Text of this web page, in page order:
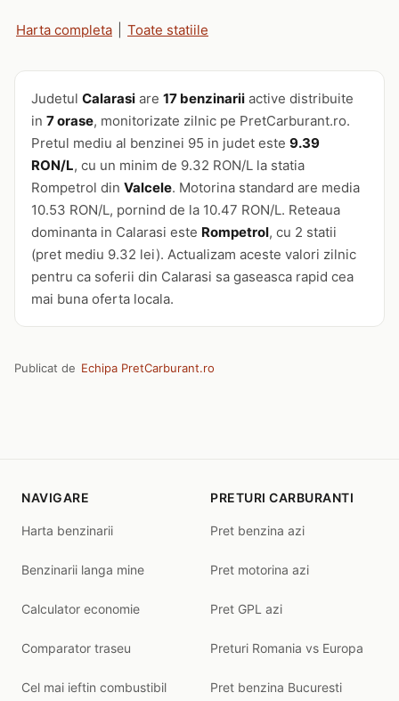
Harta completa Toate statiile
Judetul Calarasi are 17 benzinarii active distribuite
in 7 orase, monitorizate zilnic pe PretCarburant.ro.
Pretul mediu al benzinei 95 in judet este 9.39
RON/L, cu un minim de 9.32 RON/L la statia
Rompetrol din Valcele. Motorina standard are media
10.53 RON/L, pornind de la 10.47 RON/L. Reteaua
dominanta in Calarasi este Rompetrol, cu 2 statii
(pret mediu 9.32 lei). Actualizam aceste valori zilnic
pentru ca soferii din Calarasi sa gaseasca rapid cea
mai buna oferta locala.
Publicat de Echipa PretCarburant.ro
NAVIGARE
Harta benzinarii
Benzinarii langa mine
Calculator economie
Comparator traseu
Cel mai ieftin combustibil
PRETURI CARBURANTI
Pret benzina azi
Pret motorina azi
Pret GPL azi
Preturi Romania vs Europa
Pret benzina Bucuresti